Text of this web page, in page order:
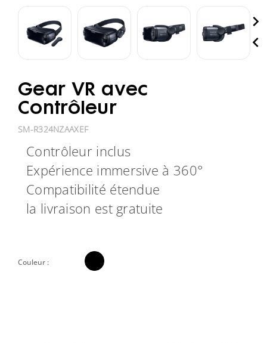


Gear VR avec
Contrôleur
SM-R324NZAAXEF
Contrôleur inclus
Expérience immersive à 360°
Compatibilité étendue
la livraison est gratuite
Couleur :